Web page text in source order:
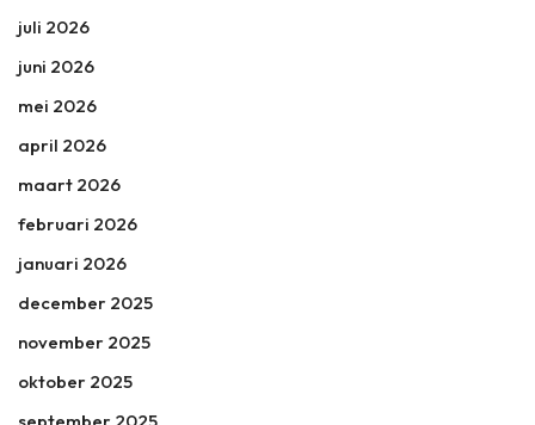
juli 2026
juni 2026
mei 2026
april 2026
maart 2026
februari 2026
januari 2026
december 2025
november 2025
oktober 2025